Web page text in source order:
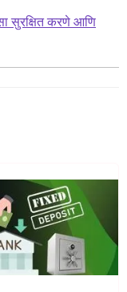
सुरक्षित करणे आणि